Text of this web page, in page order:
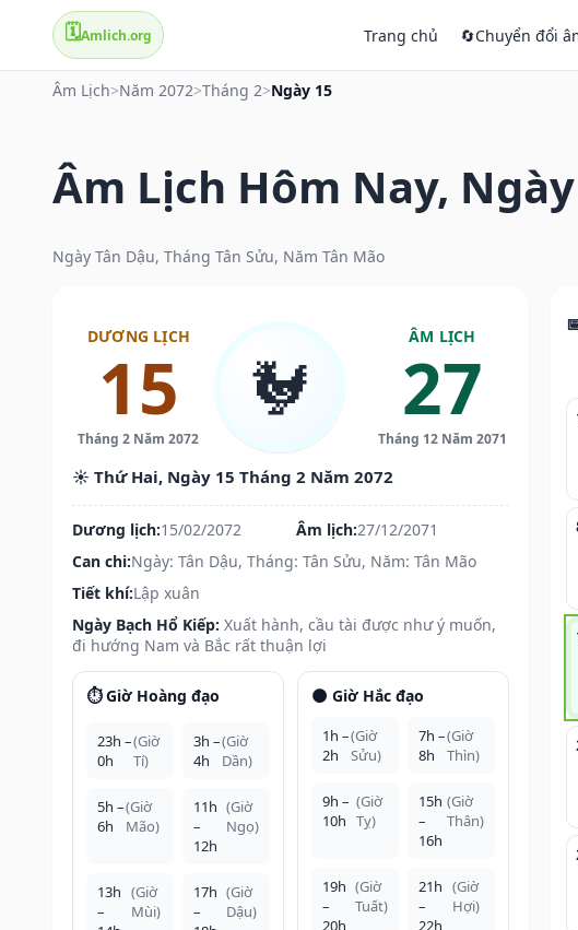
🗓️Amlich.org Trang chủ 🔄Chuyển đổi
Âm Lịch>Năm 2072>Tháng 2>Ngày 15
Âm Lịch Hôm Nay,
Ngày Tân Dậu, Tháng Tân Sửu, Năm Tân Mão
DƯƠNG LỊCH
15
Tháng 2 Năm 2072
🐓
ÂM LỊCH
27
Tháng 12 Năm 2071
☀️ Thứ Hai, Ngày 15 Tháng 2 Năm 2072
Dương lịch:15/02/2072 Âm lịch:27/12/2071
Can chi:Ngày: Tân Dậu, Tháng: Tân Sửu, Năm: Tân Mão
Tiết khí:Lập xuân
Ngày Bạch Hổ Kiếp: Xuất hành, cầu tài được như ý muốn,
đi hướng Nam và Bắc rất thuận lợi
⏱️ Giờ Hoàng đạo
23h –
0h
(Giờ
Tí)
3h –
4h
(Giờ
Dần)
5h –
6h
(Giờ
Mão)
11h
–
12h
(Giờ
Ngọ)
13h
–
(Giờ
Mùi)
17h
–
(Giờ
Dậu)
🌑 Giờ Hắc đạo
1h –
2h
(Giờ
Sửu)
7h –
8h
(Giờ
Thìn)
9h –
10h
(Giờ
Tỵ)
15h
–
16h
(Giờ
Thân)
19h
–
20h
(Giờ
Tuất)
21h
–
22h
(Giờ
Hợi)